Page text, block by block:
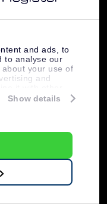
and ads, to
to analyse our
your use of
and
them or that
Show details
de